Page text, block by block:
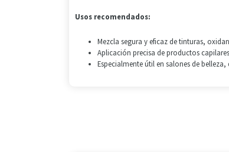
Usos recomendados:
Mezcla segura y eficaz de tinturas,
Aplicación precisa de productos
Especialmente útil en salones de